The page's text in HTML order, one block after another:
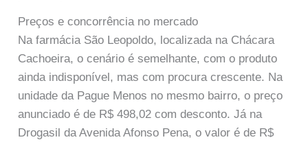
Preços e concorrência no mercado
Na farmácia São Leopoldo, localizada na Chácara
Cachoeira, o cenário é semelhante, com o produto
ainda indisponível, mas com procura crescente. Na
unidade da Pague Menos no mesmo bairro, o preço
anunciado é de R$ 498,02 com desconto. Já na
Drogasil da Avenida Afonso Pena, o valor é de R$